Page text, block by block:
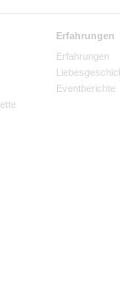
Erfahrungen
Erfahrungen
Eventberichte